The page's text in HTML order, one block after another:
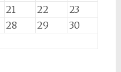
21 22
23
28 29
30